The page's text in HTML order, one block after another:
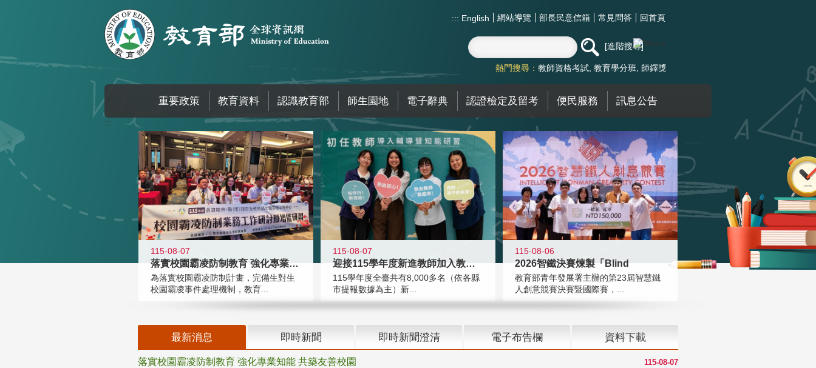
::: English 網站導覽 部長民意信箱 常見問答 回首頁
進階搜尋
熱門搜尋： 教師資格考試 教育學分班 師鐸獎
重要政策 教育資料 認識教育部 師生園地 電子辭典 認證檢定及留考 便民服務 訊息公告
:::
115-08-07
落實校園霸凌防制教育 強化專業知能
為落實校園霸凌防制計畫，完備生對生
校園霸凌事件處理機制，教育...
115-08-07
迎接115學年度新進教師加入教育現
115學年度全臺共有8,000多名（依各縣
市提報數據為主）新...
115-08-06
2026智鐵決賽煉製「Blind
教育部青年發展署主辦的第23屆智慧鐵
人創意競賽決賽暨國際賽，...
最新消息 即時新聞 即時新聞澄清 電子布告欄 資料下載
115-08-07
落實校園霸凌防制教育 強化專業知能 共築友善校園